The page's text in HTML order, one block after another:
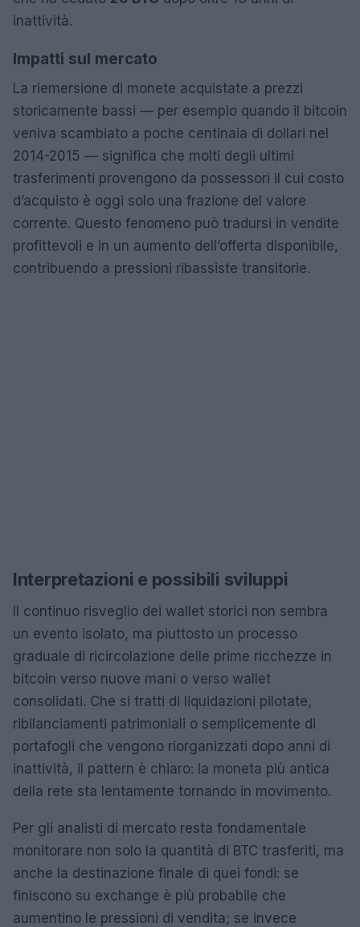
inattività.
Impatti sul mercato
La riemersione di monete acquistate a prezzi
storicamente bassi — per esempio quando il bitcoin
veniva scambiato a poche centinaia di dollari nel
2014-2015 — significa che molti degli ultimi
trasferimenti provengono da possessori il cui costo
d’acquisto è oggi solo una frazione del valore
corrente. Questo fenomeno può tradursi in vendite
profittevoli e in un aumento dell’offerta disponibile,
contribuendo a pressioni ribassiste transitorie.
Interpretazioni e possibili sviluppi
Il continuo risveglio dei wallet storici non sembra
un evento isolato, ma piuttosto un processo
graduale di ricircolazione delle prime ricchezze in
bitcoin verso nuove mani o verso wallet
consolidati. Che si tratti di liquidazioni pilotate,
ribilanciamenti patrimoniali o semplicemente di
portafogli che vengono riorganizzati dopo anni di
inattività, il pattern è chiaro: la moneta più antica
della rete sta lentamente tornando in movimento.
Per gli analisti di mercato resta fondamentale
monitorare non solo la quantità di BTC trasferiti, ma
anche la destinazione finale di quei fondi: se
finiscono su exchange è più probabile che
aumentino le pressioni di vendita; se invece